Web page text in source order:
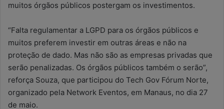
muitos órgãos públicos postergam os investimentos.
“Falta regulamentar a LGPD para os órgãos públicos e
muitos preferem investir em outras áreas e não na
proteção de dado. Mas não são as empresas privadas que
serão penalizadas. Os órgãos públicos também o serão”,
reforça Souza, que participou do Tech Gov Fórum Norte,
organizado pela Network Eventos, em Manaus, no dia 27
de maio.